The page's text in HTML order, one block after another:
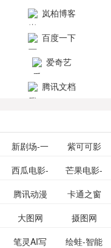
剧片、爱情
片、搞笑片
等全新电
影，是影
合破解游
戏、整合安
卓破解软件
分享与下
载！旨在打
件共享站、
资源
网
岚柏博客
百度一下
爱奇艺
VIP会员
腾讯文档
新剧场-一
个网盘资
源分享小
紫可可影
视-紫可可,
免费提供
更多>>
西瓜电影-
西瓜视频
网站电影
芒果电影-
芒果TV网
站电影频
更多>>
腾讯动漫
频道
卡通之窗
更多>>
大图网
摄图网
更多>>
笔灵AI写 绘蛙-智能